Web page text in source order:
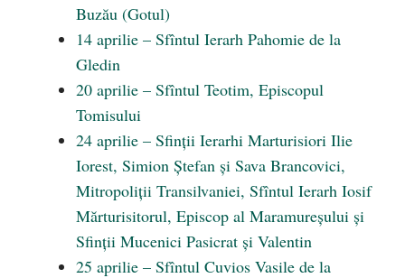
Buzău (Gotul)
14 aprilie – Sfîntul Ierarh Pahomie de la
Gledin
20 aprilie – Sfîntul Teotim, Episcopul
Tomisului
24 aprilie – Sfinții Ierarhi Marturisiori Ilie
Iorest, Simion Ștefan și Sava Brancovici,
Mitropoliții Transilvaniei, Sfîntul Ierarh Iosif
Mărturisitorul, Episcop al Maramureșului și
Sfinții Mucenici Pasicrat și Valentin
25 aprilie – Sfîntul Cuvios Vasile de la